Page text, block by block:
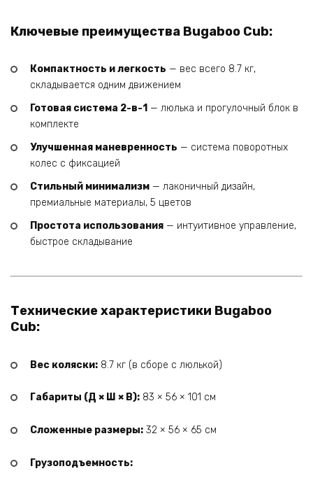
Ключевые преимущества Bugaboo Cub:
Компактность и легкость — вес всего 8.7 кг,
складывается одним движением
Готовая система 2-в-1 — люлька и прогулочный блок в
комплекте
Улучшенная маневренность — система поворотных
колес с фиксацией
Стильный минимализм — лаконичный дизайн,
премиальные материалы, 5 цветов
Простота использования — интуитивное управление,
быстрое складывание
Технические характеристики Bugaboo
Cub:
Вес коляски: 8.7 кг (в сборе с люлькой)
Габариты (Д × Ш × В): 83 × 56 × 101 см
Сложенные размеры: 32 × 56 × 65 см
Грузоподъемность: